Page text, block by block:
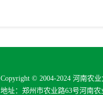
Copyright © 2004-2024 河南农
地址：郑州市农业路63号河南